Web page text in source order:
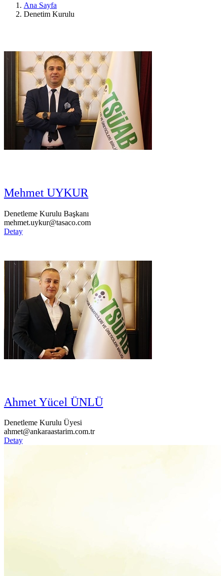
Ana Sayfa
Denetim Kurulu
Mehmet UYKUR
Denetleme Kurulu Başkanı
mehmet.uykur@tasaco.com
Detay
Ahmet Yücel ÜNLÜ
Denetleme Kurulu Üyesi
ahmet@ankaraastarim.com.tr
Detay